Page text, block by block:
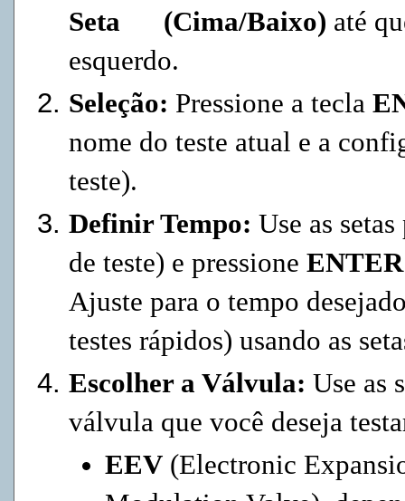
Seta (Cima/Baixo) até
esquerdo.
Seleção: Pressione a tecla
nome do teste atual e a
teste).
Definir Tempo: Use as
de teste) e pressione ENTER
Ajuste para o tempo
testes rápidos) usando as
Escolher a Válvula: Use as
válvula que você deseja
EEV(Electronic